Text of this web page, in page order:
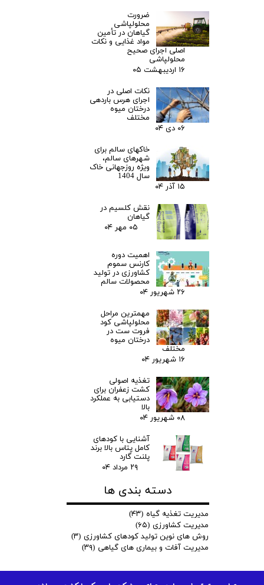
ضرورت
محلولپاشی
گیاهان در تأمین
مواد غذایی و نکات
اصلی اجرای صحیح
محلولپاشی
۱۶ اردیبهشت ۰۵
نکات اصلی در
اجرای هرس باردهی
درختان میوه
مختلف
۰۶ دی ۰۴
خاکهای سالم برای
شهرهای سالم،
ویژه روزجهانی خاک
سال 1404
۱۵ آذر ۰۴
نقش کلسیم در
گیاهان
۰۵ مهر ۰۴
اهمیت دوره
کارنس سموم
کشاورزی در تولید
محصولات سالم
۲۶ شهریور ۰۴
مهمترین مراحل
محلولپاشی کود
فروت ست در
درختان میوه
مختلف
۱۶ شهریور ۰۴
تغذیه اصولی
کشت زعفران برای
دستیابی به عملکرد
بالا
۰۸ شهریور ۰۴
آشنایی با کودهای
کامل پتاس بالا برند
پلنت گارد
۲۹ مرداد ۰۴
دسته بندی ها
مدیریت تغذیه گیاه (۴۳)
مدیریت کشاورزی (۶۵)
روش های نوین تولید کودهای کشاورزی (۳)
مدیریت آفات و بیماری های گیاهی (۳۹)